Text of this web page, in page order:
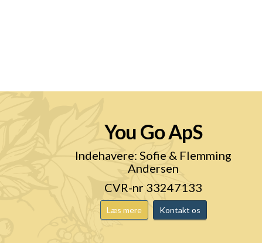
You Go ApS
Indehavere: Sofie & Flemming
Andersen
CVR-nr 33247133
Læs mere Kontakt os